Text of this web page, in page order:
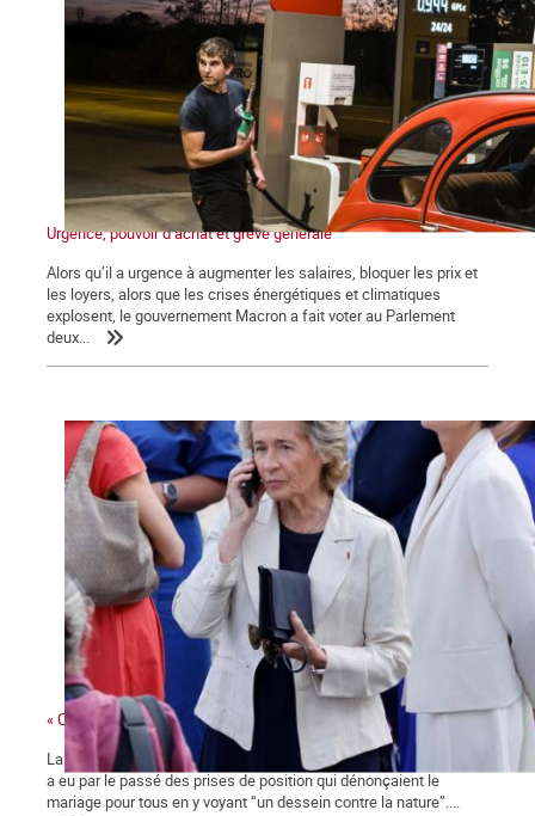
Urgence, pouvoir d’achat et grève générale
Alors qu’il a urgence à augmenter les salaires, bloquer les prix et
les loyers, alors que les crises énergétiques et climatiques
explosent, le gouvernement Macron a fait voter au Parlement
deux...
« Ces gens-là »
La ministre des collectivités territoriales, issue des Républicains,
a eu par le passé des prises de position qui dénonçaient le
mariage pour tous en y voyant “un dessein contre la nature”....